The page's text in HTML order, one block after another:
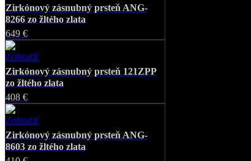
Zirkónový zásnubný prsteň ANG-
8266 zo žltého zlata
649 €
Zobraziť
Zirkónový zásnubný prsteň 121ZPP
zo žltého zlata
408 €
Zobraziť
Zirkónový zásnubný prsteň ANG-
8603 zo žltého zlata